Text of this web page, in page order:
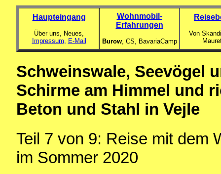
Haupteingang
Über uns, Neues,
Impressum, E-Mail
Wohnmobil-
Erfahrungen
Burow, CS, BavariaCamp
Von
Schweinswale, Seevögel
Schirme am Himmel und
Beton und Stahl in Vejle
Teil 7 von 9: Reise mit dem
im Sommer 2020